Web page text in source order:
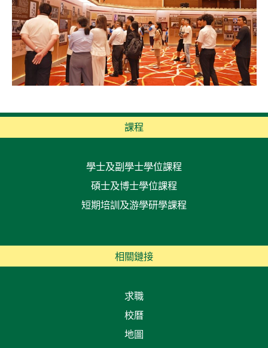
課程
學士及副學士學位課程
碩士及博士學位課程
短期培訓及游學研學課程
相關鏈接
求職
校曆
地圖